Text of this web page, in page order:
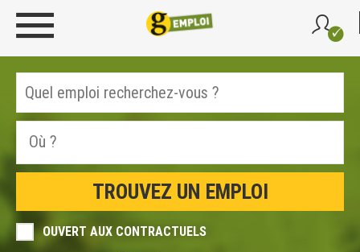
OUVERT AUX CONTRACTUELS